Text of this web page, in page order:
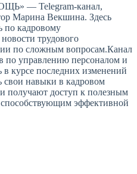
— Telegram-канал,
Марина Векшина. Здесь
по кадровому
трудового
по сложным вопросам.Канал
по управлению персоналом и
курсе последних изменений
свои навыки в кадровом
получают доступ к полезным
эффективной